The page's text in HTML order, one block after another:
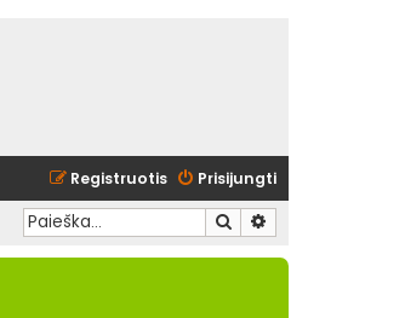
Prisijungti
Registruotis
Ieškoti